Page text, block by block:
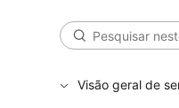
Visão geral de